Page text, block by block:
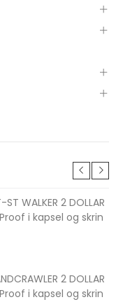
WALKER 2 DOLLAR
i kapsel og skrin
2 DOLLAR
i kapsel og skrin